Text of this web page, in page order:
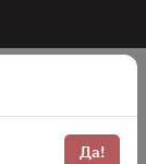
Да!